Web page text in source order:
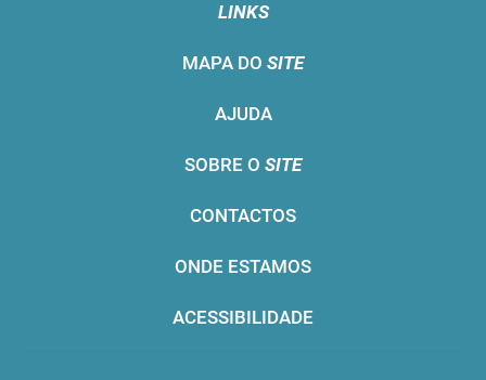
LINKS
MAPA DO SITE
AJUDA
SOBRE O SITE
CONTACTOS
ONDE ESTAMOS
ACESSIBILIDADE